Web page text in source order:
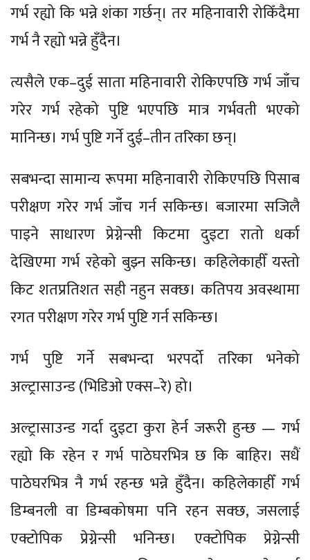
गर्भ रह्यो कि भन्ने शंका गर्छन्। तर महिनावारी रोकिँदैमा
गर्भ नै रह्यो भन्ने हुँदैन।
त्यसैले एक–दुई साता महिनावारी रोकिएपछि गर्भ जाँच
गरेर गर्भ रहेको पुष्टि भएपछि मात्र गर्भवती भएको
मानिन्छ। गर्भ पुष्टि गर्ने दुई–तीन तरिका छन्।
सबभन्दा सामान्य रूपमा महिनावारी रोकिएपछि पिसाब
परीक्षण गरेर गर्भ जाँच गर्न सकिन्छ। बजारमा सजिलै
पाइने साधारण प्रेग्नेन्सी किटमा दुइटा रातो धर्का
देखिएमा गर्भ रहेको बुझ्न सकिन्छ। कहिलेकाहीँ यस्तो
किट शतप्रतिशत सही नहुन सक्छ। कतिपय अवस्थामा
रगत परीक्षण गरेर गर्भ पुष्टि गर्न सकिन्छ।
गर्भ पुष्टि गर्ने सबभन्दा भरपर्दो तरिका भनेको
अल्ट्रासाउन्ड (भिडिओ एक्स–रे) हो।
अल्ट्रासाउन्ड गर्दा दुइटा कुरा हेर्न जरूरी हुन्छ — गर्भ
रह्यो कि रहेन र गर्भ पाठेघरभित्र छ कि बाहिर। सधैं
पाठेघरभित्र नै गर्भ रहन्छ भन्ने हुँदैन। कहिलेकाहीँ गर्भ
डिम्बनली वा डिम्बकोषमा पनि रहन सक्छ, जसलाई
एक्टोपिक प्रेग्नेन्सी भनिन्छ। एक्टोपिक प्रेग्नेन्सी